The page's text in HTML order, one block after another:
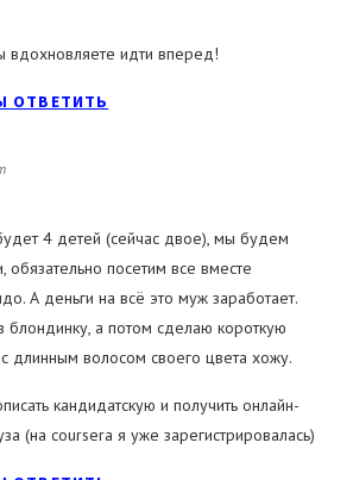
вдохновляете идти вперед!
ОТВЕТИТЬ
4 детей (сейчас двое), мы будем
обязательно посетим все вместе
А деньги на всё это муж заработает.
а потом сделаю короткую
длинным волосом своего цвета хожу.
кандидатскую и получить онлайн-
(на coursera я уже зарегистрировалась)